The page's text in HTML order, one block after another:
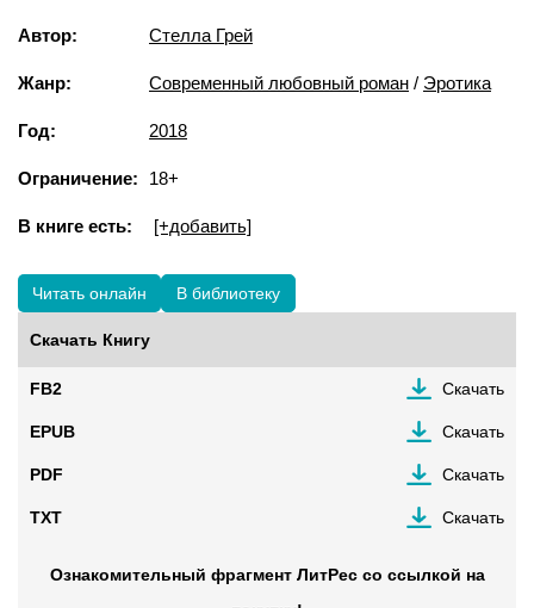
Автор: Стелла Грей
Жанр: Современный любовный роман / Эротика
Год: 2018
Ограничение: 18+
В книге есть: [+добавить]
Читать онлайн В библиотеку
Скачать Книгу
FB2 Скачать
EPUB Скачать
PDF Скачать
TXT Скачать
Ознакомительный фрагмент ЛитРес со ссылкой на